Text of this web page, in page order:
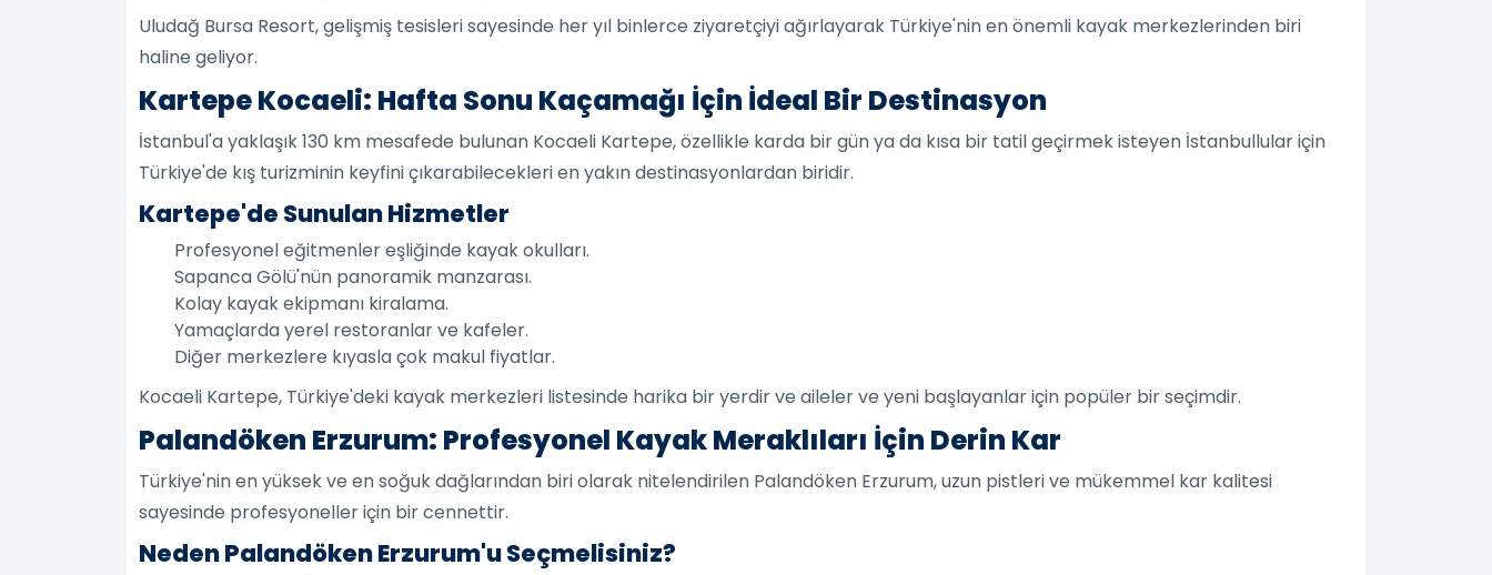
Uludağ Bursa Resort, gelişmiş tesisleri sayesinde her yıl binlerce ziyaretçiyi ağırlayarak Türkiye'nin en önemli kayak merkezlerinden biri
haline geliyor.
Kartepe Kocaeli: Hafta Sonu Kaçamağı İçin İdeal Bir Destinasyon
İstanbul'a yaklaşık 130 km mesafede bulunan Kocaeli Kartepe, özellikle karda bir gün ya da kısa bir tatil geçirmek isteyen İstanbullular için
Türkiye'de kış turizminin keyfini çıkarabilecekleri en yakın destinasyonlardan biridir.
Kartepe'de Sunulan Hizmetler
Profesyonel eğitmenler eşliğinde kayak okulları.
Sapanca Gölü'nün panoramik manzarası.
Kolay kayak ekipmanı kiralama.
Yamaçlarda yerel restoranlar ve kafeler.
Diğer merkezlere kıyasla çok makul fiyatlar.
Kocaeli Kartepe, Türkiye'deki kayak merkezleri listesinde harika bir yerdir ve aileler ve yeni başlayanlar için popüler bir seçimdir.
Palandöken Erzurum: Profesyonel Kayak Meraklıları İçin Derin Kar
Türkiye'nin en yüksek ve en soğuk dağlarından biri olarak nitelendirilen Palandöken Erzurum, uzun pistleri ve mükemmel kar kalitesi
sayesinde profesyoneller için bir cennettir.
Neden Palandöken Erzurum'u Seçmelisiniz?